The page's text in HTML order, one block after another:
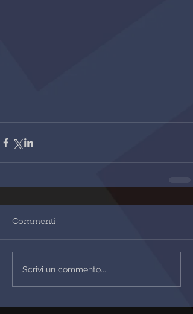
Commenti
Scrivi un commento...